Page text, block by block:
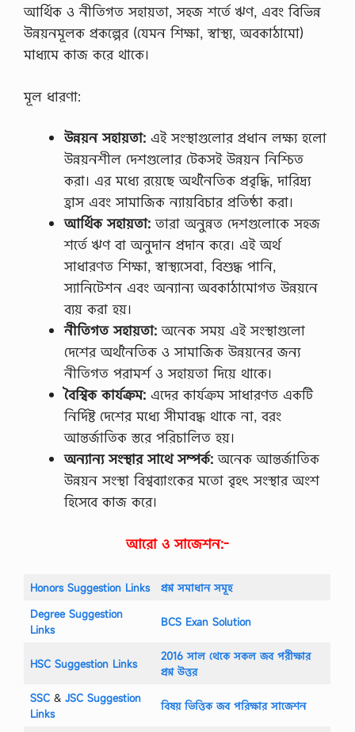
আর্থিক ও নীতিগত সহায়তা, সহজ শর্তে ঋণ, এবং বিভিন্ন
উন্নয়নমূলক প্রকল্পের (যেমন শিক্ষা, স্বাস্থ্য, অবকাঠামো)
মাধ্যমে কাজ করে থাকে।
মূল ধারণা:
উন্নয়ন সহায়তা: এই সংস্থাগুলোর প্রধান লক্ষ্য হলো
উন্নয়নশীল দেশগুলোর টেকসই উন্নয়ন নিশ্চিত
করা। এর মধ্যে রয়েছে অর্থনৈতিক প্রবৃদ্ধি, দারিদ্র্য
হ্রাস এবং সামাজিক ন্যায়বিচার প্রতিষ্ঠা করা।
আর্থিক সহায়তা: তারা অনুন্নত দেশগুলোকে সহজ
শর্তে ঋণ বা অনুদান প্রদান করে। এই অর্থ
সাধারণত শিক্ষা, স্বাস্থ্যসেবা, বিশুদ্ধ পানি,
স্যানিটেশন এবং অন্যান্য অবকাঠামোগত উন্নয়নে
ব্যয় করা হয়।
নীতিগত সহায়তা: অনেক সময় এই সংস্থাগুলো
দেশের অর্থনৈতিক ও সামাজিক উন্নয়নের জন্য
নীতিগত পরামর্শ ও সহায়তা দিয়ে থাকে।
বৈশ্বিক কার্যক্রম: এদের কার্যক্রম সাধারণত একটি
নির্দিষ্ট দেশের মধ্যে সীমাবদ্ধ থাকে না, বরং
আন্তর্জাতিক স্তরে পরিচালিত হয়।
অন্যান্য সংস্থার সাথে সম্পর্ক: অনেক আন্তর্জাতিক
উন্নয়ন সংস্থা বিশ্বব্যাংকের মতো বৃহৎ সংস্থার অংশ
হিসেবে কাজ করে।
আরো ও সাজেশন:-
Honors Suggestion Links
প্রশ্ন সমাধান সমূহ
Degree Suggestion
Links
BCS Exan Solution
HSC Suggestion Links
2016 সাল থেকে সকল জব পরীক্ষার
প্রশ্ন উত্তর
SSC ‍& JSC Suggestion
Links
বিষয় ভিত্তিক জব পরিক্ষার সাজেশন